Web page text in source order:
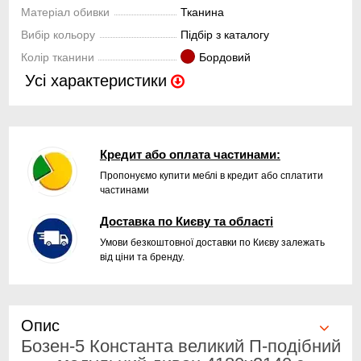
Матеріал обивки
Тканина
Вибір кольору
Підбір з каталогу
Колір тканини
Бордовий
Усі характеристики
Кредит або оплата частинами:
Пропонуємо купити меблі в кредит або сплатити
частинами
Доставка по Києву та області
Умови безкоштовної доставки по Києву залежать
від ціни та бренду.
Опис
Бозен-5 Константа великий П-подібний